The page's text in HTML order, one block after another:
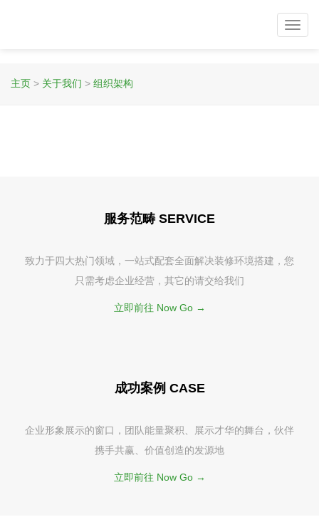
主页 > 关于我们 > 组织架构
服务范畴 SERVICE
致力于四大热门领域，一站式配套全面解决装修环境搭建，您
只需考虑企业经营，其它的请交给我们
立即前往 Now Go →
成功案例 CASE
企业形象展示的窗口，团队能量聚积、展示才华的舞台，伙伴
携手共赢、价值创造的发源地
立即前往 Now Go →